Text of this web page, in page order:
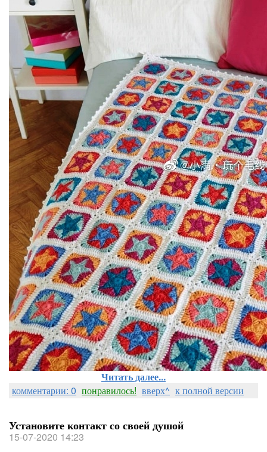
Читать далее...
комментарии: 0 понравилось! вверх^ к полной версии
Установите контакт со своей душой
15-07-2020 14:23